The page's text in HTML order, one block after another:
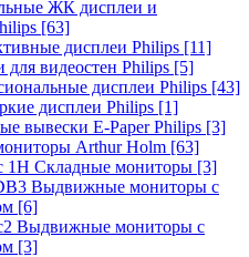
ЖК дисплеи и
[63]
дисплеи Philips [11]
для видеостен Philips [5]
дисплеи Philips [43]
дисплеи Philips [1]
вывески E-Paper Philips [3]
Arthur Holm [63]
1Н Складные мониторы [3]
Выдвижные мониторы с
[6]
Выдвижные мониторы с
[3]